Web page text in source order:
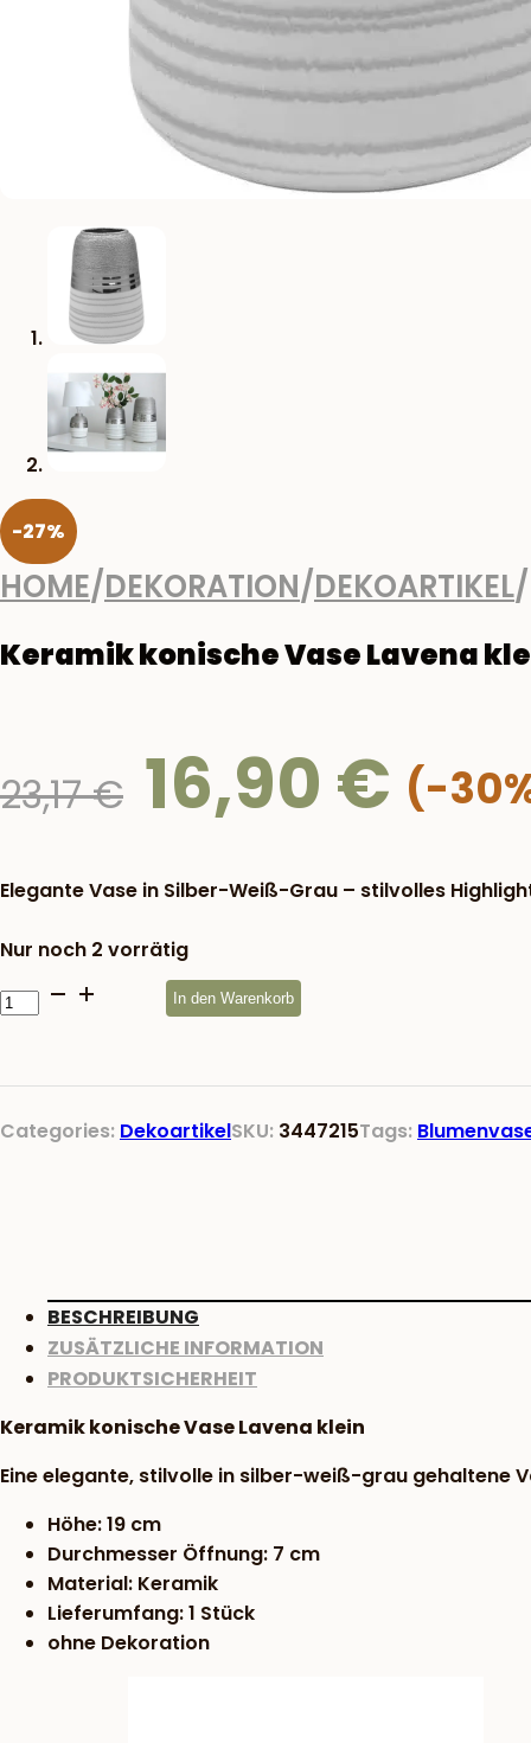
-27%
HOME/DEKORATION/DEKOARTIKEL/
Keramik konische Vase Lavena
23,17€ Ursprünglicher
Preis
23,17 €
16,90 €
Elegante Vase in Silber-Weiß-Grau – stilvolles
Nur noch 2 vorrätig
Keramik
konische
Lavena
Menge
In den Warenkorb
Categories: DekoartikelSKU: 3447215Tags:
BESCHREIBUNG
ZUSÄTZLICHE INFORMATION
PRODUKTSICHERHEIT
Keramik konische Vase Lavena klein
Eine elegante, stilvolle in silber-weiß-grau gehaltene
Höhe: 19 cm
Durchmesser Öffnung: 7 cm
Material: Keramik
Lieferumfang: 1 Stück
ohne Dekoration